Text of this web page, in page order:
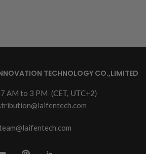
TECHNOLOGY CO.,LIMITED
AM to 3 PM (CET, UTC+2)